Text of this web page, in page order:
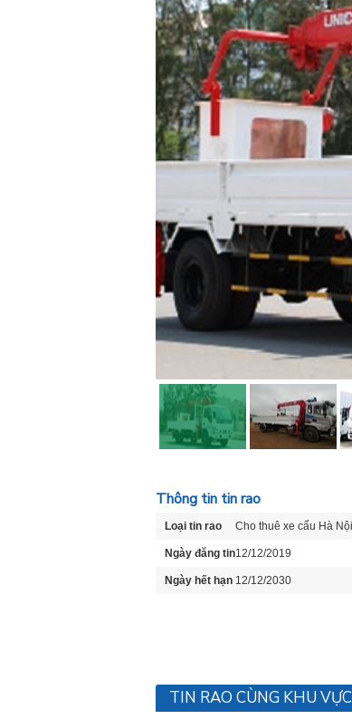
Thông tin tin rao
Loại tin rao Cho thuê xe cẩu Hà Nội
Ngày đăng tin12/12/2019
Ngày hết hạn 12/12/2030
TIN RAO CÙNG KHU VỰC